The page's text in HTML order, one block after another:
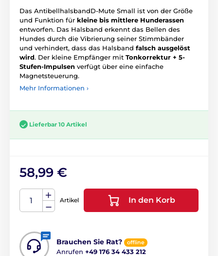
Das AntibellhalsbandD-Mute Small ist von der Größe
und Funktion für kleine bis mittlere Hunderassen
entworfen. Das Halsband erkennt das Bellen des
Hundes durch die Vibrierung seiner Stimmbänder
und verhindert, dass das Halsband falsch ausgelöst
wird. Der kleine Empfänger mit Tonkorrektur + 5-
Stufen-Impulsen verfügt über eine einfache
Magnetsteuerung.
Mehr Informationen ›
Lieferbar 10 Artikel
58,99 €
Artikel In den Korb
Brauchen Sie Rat? offline
Anrufen +49 176 34 433 212